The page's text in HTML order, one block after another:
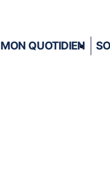
MON QUOTIDIEN